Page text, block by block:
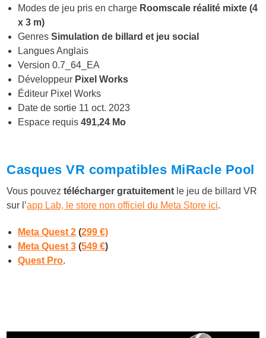
Modes de jeu pris en charge Roomscale réalité mixte (4
x 3 m)
GenresSimulation de billard et jeu social
Langues Anglais
Version 0.7_64_EA
Développeur Pixel Works
Éditeur Pixel Works
Date de sortie 11 oct. 2023
Espace requis491,24 Mo
Casques VR compatibles MiRacle Pool
Vous pouveztélécharger gratuitement le jeu de billard VR
sur l’app Lab, le store non officiel du Meta Store ici.
Meta Quest 2 (299 €)
Meta Quest 3 (549 €)
Quest Pro.